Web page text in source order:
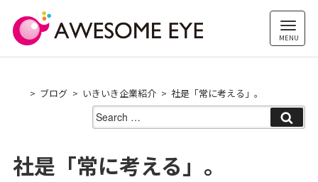
content
ブログ いきいき企業紹介 社是「常に考える」。
Search
for:
社是「常に考える」。